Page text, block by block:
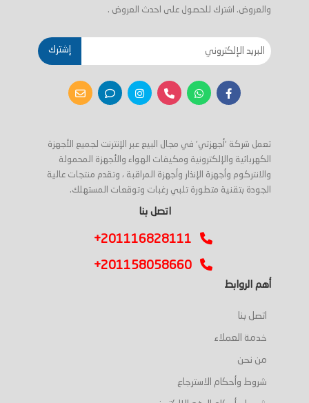
والعروض. اشترك للحصول على احدث العروض .
إشترك
تعمل شركة 'أجهزتي' في مجال البيع عبر الإنترنت لجميع الأجهزة
الكهربائية والإلكترونية ومكيفات الهواء والأجهزة المحمولة
والانتركوم وأجهزة الإنذار وأجهزة المراقبة ، وتقدم منتجات عالية
الجودة بتقنية متطورة تلبي رغبات وتوقعات المستهلك.
اتصل بنا
+201116828111
+201158058660
أهم الروابط
اتصل بنا
خدمة العملاء
من نحن
شروط وأحكام الاسترجاع